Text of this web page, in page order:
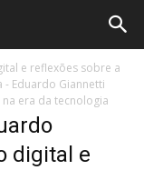
e reflexões sobre a
- Eduardo Giannetti
era da tecnologia
digital e